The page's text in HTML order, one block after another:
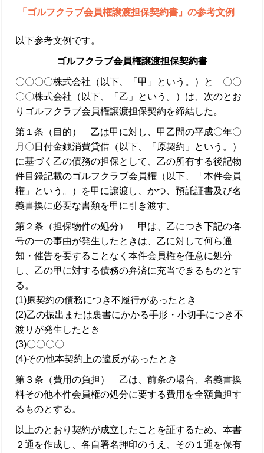
「ゴルフクラブ会員権譲渡担保契約書」の参考文例
以下参考文例です。
ゴルフクラブ会員権譲渡担保契約書
〇〇〇〇株式会社（以下、「甲」という。）と 〇〇
〇〇株式会社（以下、「乙」という。）は、次のとお
りゴルフクラブ会員権譲渡担保契約を締結した。
第１条（目的） 乙は甲に対し、甲乙間の平成〇年〇
月〇日付金銭消費貸借（以下、「原契約」という。）
に基づく乙の債務の担保として、乙の所有する後記物
件目録記載のゴルフクラブ会員権（以下、「本件会員
権」という。）を甲に譲渡し、かつ、預託証書及び名
義書換に必要な書類を甲に引き渡す。
第２条（担保物件の処分） 甲は、乙につき下記の各
号の一の事由が発生したときは、乙に対して何ら通
知・催告を要することなく本件会員権を任意に処分
し、乙の甲に対する債務の弁済に充当できるものとす
る。
(1)原契約の債務につき不履行があったとき
(2)乙の振出または裏書にかかる手形・小切手につき不
渡りが発生したとき
(3)〇〇〇〇
(4)その他本契約上の違反があったとき
第３条（費用の負担） 乙は、前条の場合、名義書換
料その他本件会員権の処分に要する費用を全額負担す
るものとする。
以上のとおり契約が成立したことを証するため、本書
２通を作成し、各自署名押印のうえ、その１通を保有